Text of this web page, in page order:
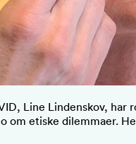
Line Lindenskov, har
om etiske dilemmaer.